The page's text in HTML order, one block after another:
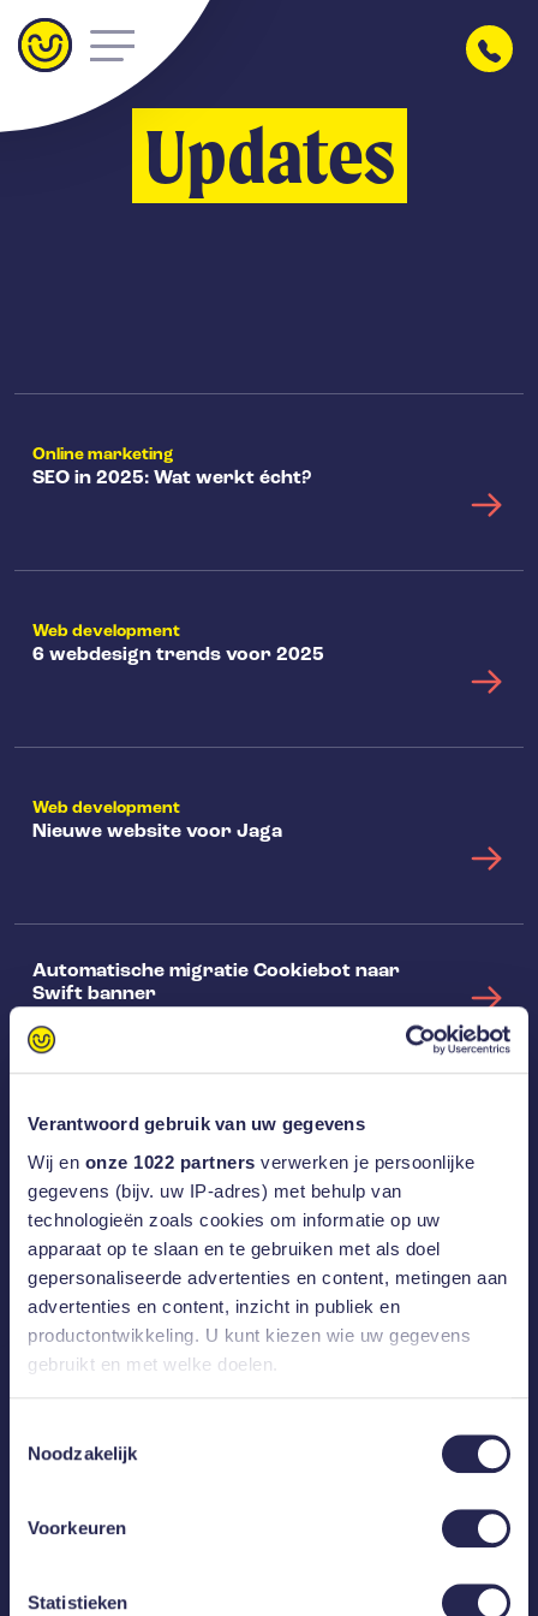
Verantwoord gebruik van uw gegevens
Wij en onze 1022 partners verwerken je persoonlijke
gegevens (bijv. uw IP-adres) met behulp van
technologieën zoals cookies om informatie op uw
apparaat op te slaan en te gebruiken met als doel
gepersonaliseerde advertenties en content, metingen aan
advertenties en content, inzicht in publiek en
productontwikkeling. U kunt kiezen wie uw gegevens
gebruikt en met welke doelen.
Informatie verzamelen over uw geografische
Uw apparaat identificeren door het actief te
scannen op specifieke eigenschappen (fingerprinting)
verwerkt en stel uw voorkeuren in het
detailgedeelte
in.
Noodzakelijk
Voorkeuren
Statistieken
Updates
Online marketing
SEO in 2025: Wat werkt écht?
Web development
6 webdesign trends voor 2025
Web development
Nieuwe website voor Jaga
Automatische migratie Cookiebot naar
Swift banner
Online marketing
over SEA campagnes
Content creatie
Versterk je online presentatie met
StoryChief!
online marketing toolbox!